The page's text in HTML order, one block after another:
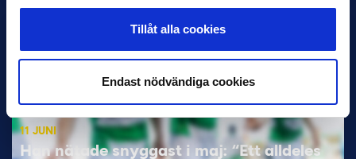
Tillåt alla cookies
Endast nödvändiga cookies
11 JUNI
Han nätade snyggast i maj: “Ett alldeles